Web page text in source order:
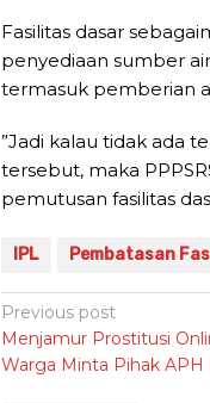
Fasilitas dasar
penyediaan sumber
termasuk pemberian
”Jadi kalau tidak ada
tersebut, maka
pemutusan fasilitas
IPL Pembatasan
Post
navigation
Previous post
Menjamur Prostitusi
Warga Minta Pihak APH